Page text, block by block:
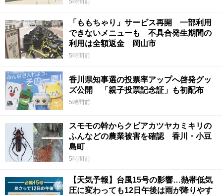
5時間前
「ももちゃり」サービス再開 一部利用
できないメニューも 不具合発生期間の
利用は全額返金 岡山市
5時間前
香川県知事選の投票率アップへ啓発グッ
ズ公開 「親子投票記念証」も初配布
5時間前
スモモの幹からクビアカツヤカミキリの
ふんなどの農業被害を確認 香川・小豆
島町
5時間前
【天気予報】台風15号の影響…熱帯低気
圧に変わっても12日午後は雨が降りやす